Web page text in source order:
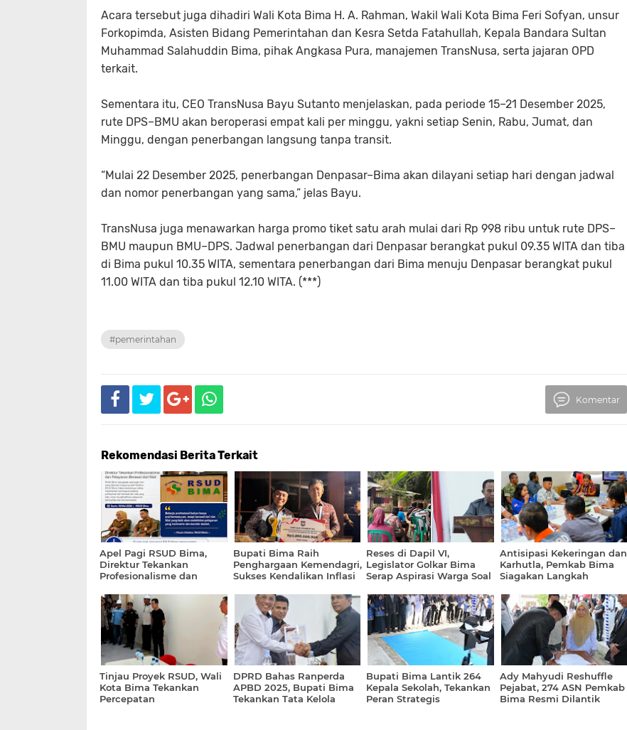
Acara tersebut juga dihadiri Wali Kota Bima H. A. Rahman, Wakil Wali Kota Bima Feri Sofyan, unsur
Forkopimda, Asisten Bidang Pemerintahan dan Kesra Setda Fatahullah, Kepala Bandara Sultan
Muhammad Salahuddin Bima, pihak Angkasa Pura, manajemen TransNusa, serta jajaran OPD
terkait.
Sementara itu, CEO TransNusa Bayu Sutanto menjelaskan, pada periode 15–21 Desember 2025,
rute DPS–BMU akan beroperasi empat kali per minggu, yakni setiap Senin, Rabu, Jumat, dan
Minggu, dengan penerbangan langsung tanpa transit.
“Mulai 22 Desember 2025, penerbangan Denpasar–Bima akan dilayani setiap hari dengan jadwal
dan nomor penerbangan yang sama,” jelas Bayu.
TransNusa juga menawarkan harga promo tiket satu arah mulai dari Rp 998 ribu untuk rute DPS–
BMU maupun BMU–DPS. Jadwal penerbangan dari Denpasar berangkat pukul 09.35 WITA dan tiba
di Bima pukul 10.35 WITA, sementara penerbangan dari Bima menuju Denpasar berangkat pukul
11.00 WITA dan tiba pukul 12.10 WITA. (***)
#pemerintahan
Komentar
Rekomendasi Berita Terkait
Apel Pagi RSUD Bima,
Direktur Tekankan
Profesionalisme dan
Niat
Bupati Bima Raih
Penghargaan Kemendagri,
Sukses Kendalikan Inflasi
Reses di Dapil VI,
Legislator Golkar Bima
Serap Aspirasi Warga Soal
Antisipasi Kekeringan dan
Karhutla, Pemkab Bima
Siagakan Langkah
Tinjau Proyek RSUD, Wali
Kota Bima Tekankan
Percepatan
DPRD Bahas Ranperda
APBD 2025, Bupati Bima
Tekankan Tata Kelola
Bupati Bima Lantik 264
Kepala Sekolah, Tekankan
Peran Strategis
Ady Mahyudi Reshuffle
Pejabat, 274 ASN Pemkab
Bima Resmi Dilantik